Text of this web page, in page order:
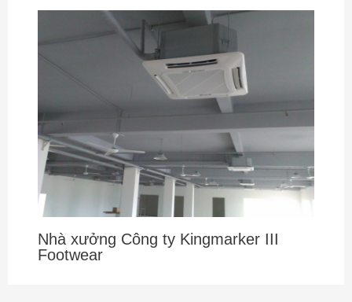
Nhà xưởng Công ty Kingmarker III
Footwear